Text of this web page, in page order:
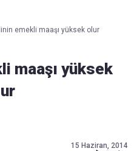
emekli maaşı yüksek olur
maaşı yüksek
15 Haziran, 2014